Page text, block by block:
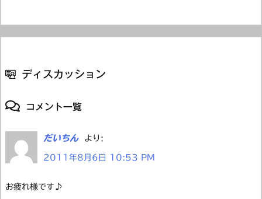
ディスカッション
コメント一覧
だいちん より:
2011年8月6日 10:53 PM
お疲れ様です♪